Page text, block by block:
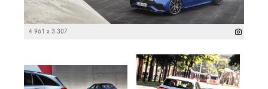
4 961 x 3 307